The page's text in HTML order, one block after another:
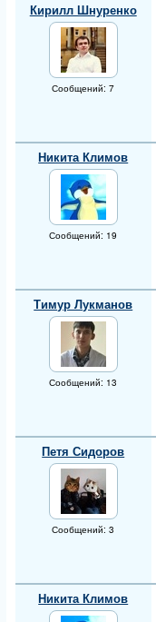
Кирилл Шнуренко
Сообщений: 7
Никита Климов
Сообщений: 19
Тимур Лукманов
Сообщений: 13
Петя Сидоров
Сообщений: 3
Никита Климов